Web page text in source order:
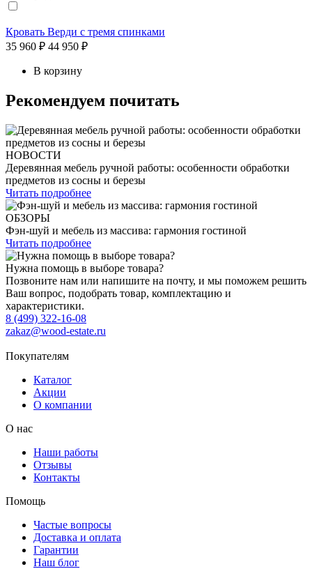
Кровать Верди с тремя спинками
35 960 ₽ 44 950 ₽
В корзину
Рекомендуем почитать
НОВОСТИ
Деревянная мебель ручной работы: особенности обработки
предметов из сосны и березы
Читать подробнее
ОБЗОРЫ
Фэн-шуй и мебель из массива: гармония гостиной
Читать подробнее
Нужна помощь в выборе товара?
Позвоните нам или напишите на почту, и мы поможем решить
Ваш вопрос, подобрать товар, комплектацию и
характеристики.
8 (499) 322-16-08
zakaz@wood-estate.ru
Покупателям
Каталог
Акции
О компании
О нас
Наши работы
Отзывы
Контакты
Помощь
Частые вопросы
Доставка и оплата
Гарантии
Наш блог